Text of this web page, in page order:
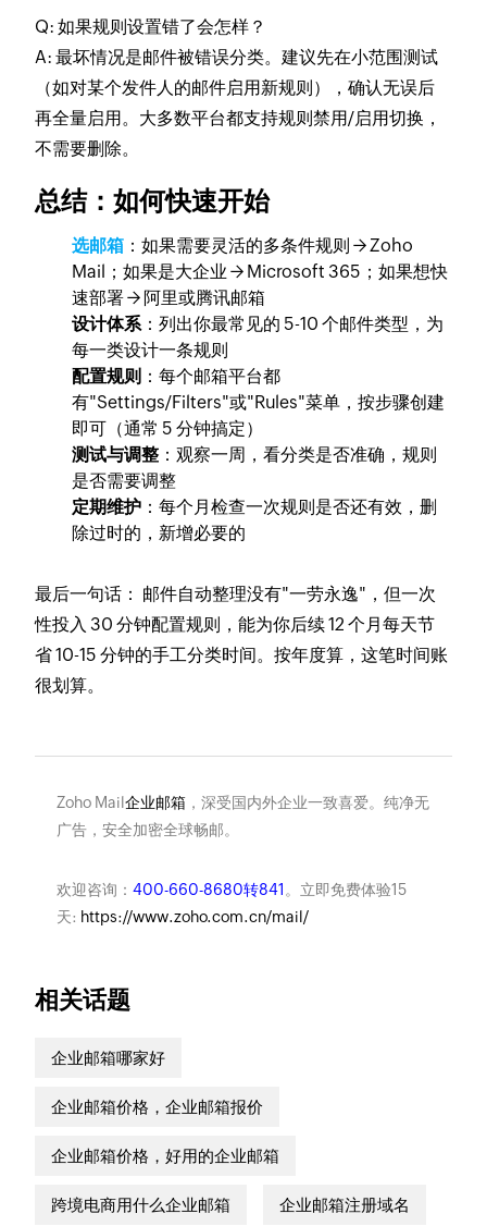
Q: 如果规则设置错了会怎样？
A: 最坏情况是邮件被错误分类。建议先在小范围测试
（如对某个发件人的邮件启用新规则），确认无误后
再全量启用。大多数平台都支持规则禁用/启用切换，
不需要删除。
总结：如何快速开始
选邮箱 ：如果需要灵活的多条件规则 → Zoho
Mail；如果是大企业 → Microsoft 365；如果想快
速部署 → 阿里或腾讯邮箱
设计体系：列出你最常见的 5-10 个邮件类型，为
每一类设计一条规则
配置规则 ：每个邮箱平台都
有"Settings/Filters"或"Rules"菜单，按步骤创建
即可（通常 5 分钟搞定）
测试与调整 ：观察一周，看分类是否准确，规则
是否需要调整
定期维护 ：每个月检查一次规则是否还有效，删
除过时的，新增必要的
最后一句话： 邮件自动整理没有"一劳永逸"，但一次
性投入 30 分钟配置规则，能为你后续 12 个月每天节
省 10-15 分钟的手工分类时间。按年度算，这笔时间账
很划算。
Zoho Mail企业邮箱，深受国内外企业一致喜爱。纯净无
广告，安全加密全球畅邮。
欢迎咨询： 400-660-8680转841 。立即免费体验15
天: https://www.zoho.com.cn/mail/
相关话题
企业邮箱哪家好
企业邮箱价格，企业邮箱报价
企业邮箱价格，好用的企业邮箱
跨境电商用什么企业邮箱 企业邮箱注册域名